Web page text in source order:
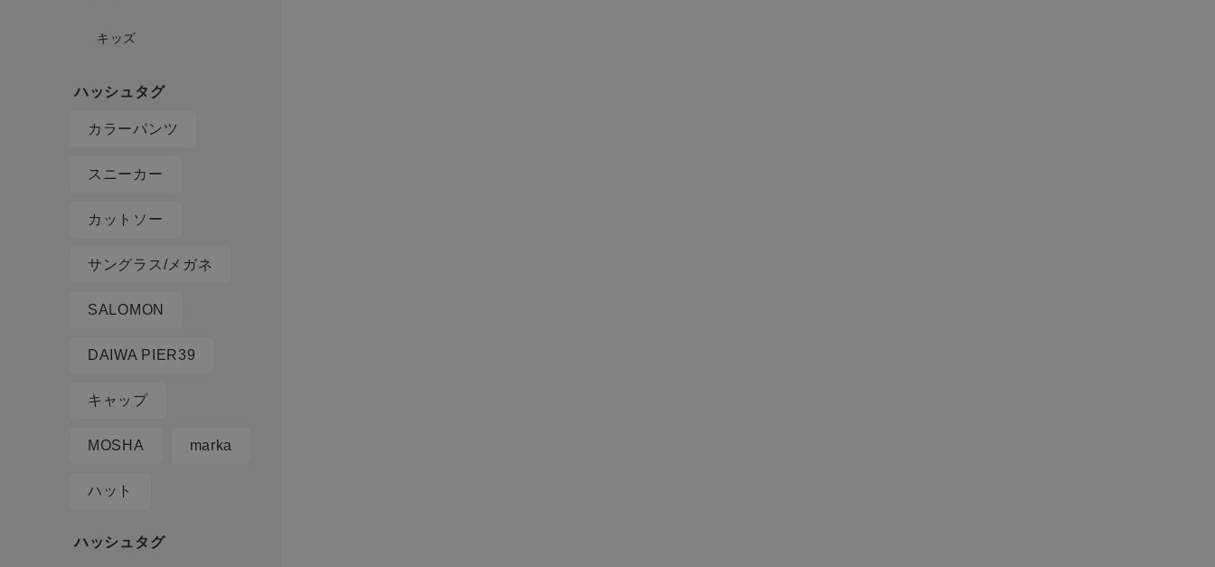
キッズ
カラーパンツ
スニーカー
カットソー
サングラス/メガネ
SALOMON
DAIWA PIER39
キャップ
MOSHA marka
ハット